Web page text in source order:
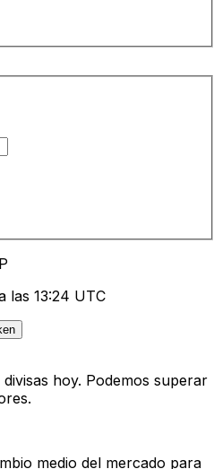
las 13:24 UTC
hoy. Podemos superar
medio del mercado para